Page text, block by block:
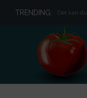
TRENDING: Det kan